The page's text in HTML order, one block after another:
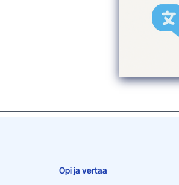
Opi ja vertaa